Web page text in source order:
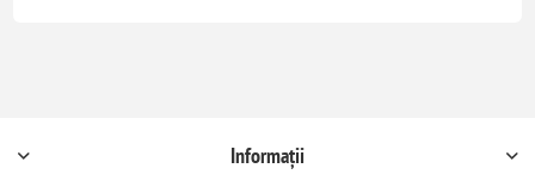
Informații